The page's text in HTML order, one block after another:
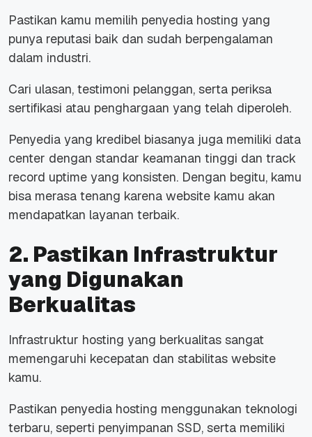
Pastikan kamu memilih penyedia hosting yang
punya reputasi baik dan sudah berpengalaman
dalam industri.
Cari ulasan, testimoni pelanggan, serta periksa
sertifikasi atau penghargaan yang telah diperoleh.
Penyedia yang kredibel biasanya juga memiliki data
center dengan standar keamanan tinggi dan track
record uptime yang konsisten. Dengan begitu, kamu
bisa merasa tenang karena website kamu akan
mendapatkan layanan terbaik.
2. Pastikan Infrastruktur
yang Digunakan
Berkualitas
Infrastruktur hosting yang berkualitas sangat
memengaruhi kecepatan dan stabilitas website
kamu.
Pastikan penyedia hosting menggunakan teknologi
terbaru, seperti penyimpanan SSD, serta memiliki